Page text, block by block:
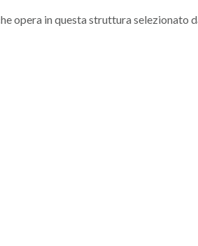
opera in questa struttura selezionato